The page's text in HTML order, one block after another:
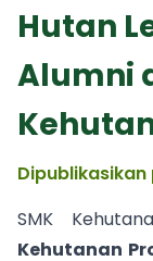
Hutan
Alumni
Dipublikasikan
SMK
Kehutanan